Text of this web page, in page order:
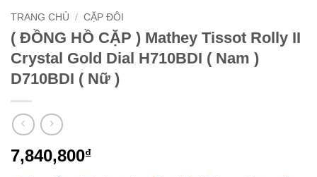
TRANG CHỦ / CẶP ĐÔI
( ĐỒNG HỒ CẶP ) Mathey Tissot Rolly II
Crystal Gold Dial H710BDI ( Nam )
D710BDI ( Nữ )
7,840,800₫